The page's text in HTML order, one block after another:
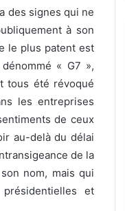
des signes qui ne
à son
le plus patent est
« G7 »,
tous été révoqué
les entreprises
de ceux
au-delà du délai
de la
nom, mais qui
et